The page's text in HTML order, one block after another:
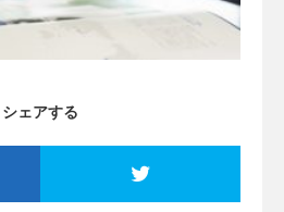
シェアする